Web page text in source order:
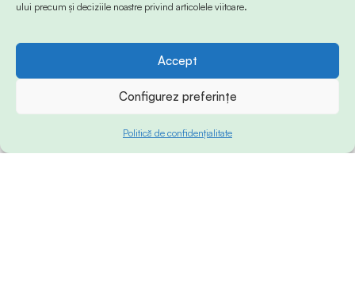
ului precum și deciziile noastre privind articolele viitoare.
Accept
Configurez preferințe
Politică de confidențialitate